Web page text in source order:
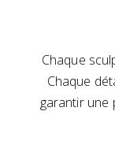
Chaque
Chaque
garantir une